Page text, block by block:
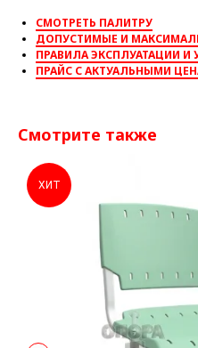
СМОТРЕТЬ ПАЛИТРУ
ДОПУСТИМЫЕ И
ПРАВИЛА ЭКСПЛУАТАЦИИ
ПРАЙС С АКТУАЛЬНЫМИ
Смотрите также
ХИТ